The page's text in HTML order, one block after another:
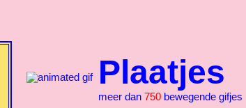
Plaatjes
meer dan 750 bewegende gifjes